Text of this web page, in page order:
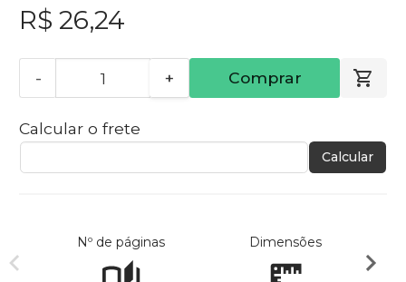
R$ 26,24
- + Comprar
Calcular o frete
Calcular
Nº de páginas Dimensões